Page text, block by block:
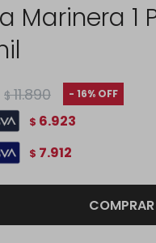
Marinera 1
$ 11.890 16
$ 6.923
$ 7.912
COMPRAR